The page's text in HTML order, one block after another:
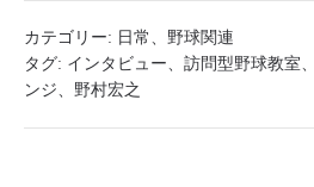
カテゴリー: 日常
野球関連
タグ: インタビュー 訪問型野球教室
ンジ
野村宏之